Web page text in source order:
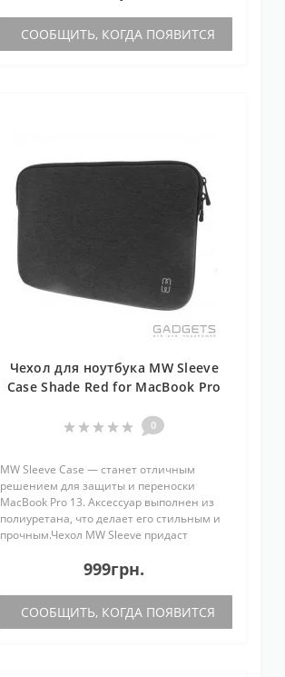
СООБЩИТЬ, КОГДА ПОЯВИТСЯ
Чехол для ноутбука MW Sleeve
Case Shade Red for MacBook Pro
410077)
0
MW Sleeve Case — станет отличным
решением для защиты и переноски
MacBook Pro 13. Аксессуар выполнен из
полиуретана, что делает его стильным и
прочным.Чехол MW Sleeve придаст
Вашему образу при переноске MacBook...
999грн.
СООБЩИТЬ, КОГДА ПОЯВИТСЯ